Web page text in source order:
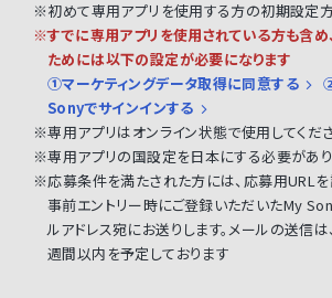
※初めて専用アプリを使用する方の初期設定
※すでに専用アプリを使用されている方も含
ためには以下の設定が必要になります
①マーケティングデータ取得に同意する
Sonyでサインインする
※専用アプリはオンライン状態で使用してくだ
※専用アプリの国設定を日本にする必要があ
※応募条件を満たされた方には、応募用URLを
事前エントリー時にご登録いただいたMy
ルアドレス宛にお送りします。メールの送信
週間以内を予定しております